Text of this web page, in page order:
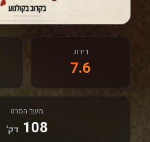
דירוג
7.6
משך הסרט
108 דק'